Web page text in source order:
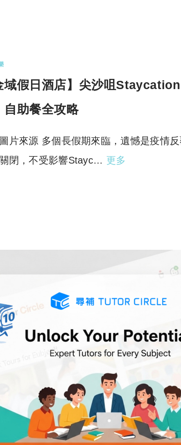
域假日酒店】尖沙咀
自助餐全攻略
片來源 多個長假期來臨，遺憾是疫情
閉，不受影響Stayc… 更多